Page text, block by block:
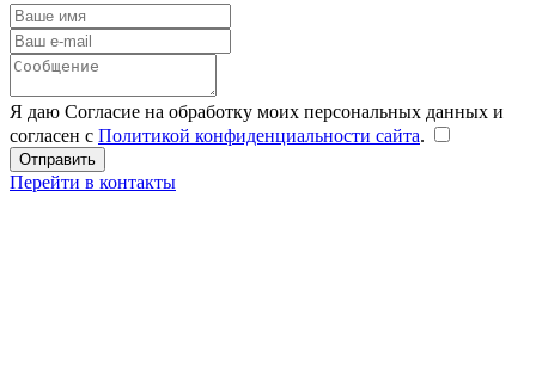
Я даю Согласие на обработку моих персональных данных и
согласен с Политикой конфиденциальности сайта.
Перейти в контакты